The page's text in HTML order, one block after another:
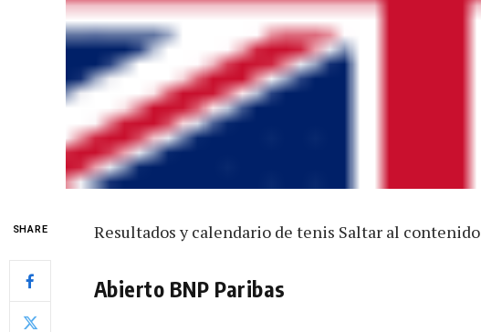
SHARE Resultados y calendario de tenis Saltar al contenido
Abierto BNP Paribas